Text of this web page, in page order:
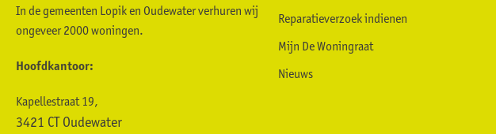
In de gemeenten Lopik en Oudewater verhuren wij
ongeveer 2000 woningen.
Hoofdkantoor:
Kapellestraat 19,
3421 CT Oudewater
Reparatieverzoek indienen
Mijn De Woningraat
Nieuws